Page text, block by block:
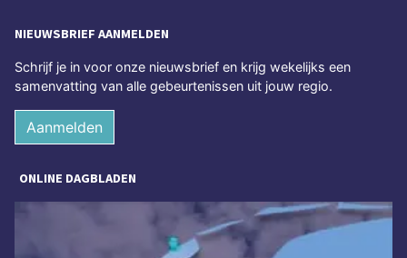
NIEUWSBRIEF AANMELDEN
Schrijf je in voor onze nieuwsbrief en krijg wekelijks een
samenvatting van alle gebeurtenissen uit jouw regio.
Aanmelden
ONLINE DAGBLADEN